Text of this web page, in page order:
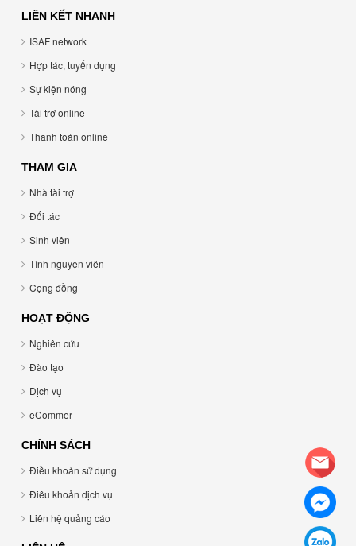
LIÊN KẾT NHANH
ISAF network
Hợp tác, tuyển dụng
Sự kiện nóng
Tài trợ online
Thanh toán online
THAM GIA
Nhà tài trợ
Đối tác
Sinh viên
Tình nguyện viên
Cộng đồng
HOẠT ĐỘNG
Nghiên cứu
Đào tạo
Dịch vụ
eCommer
CHÍNH SÁCH
Điều khoản sử dụng
Điều khoản dịch vụ
Liên hệ quảng cáo